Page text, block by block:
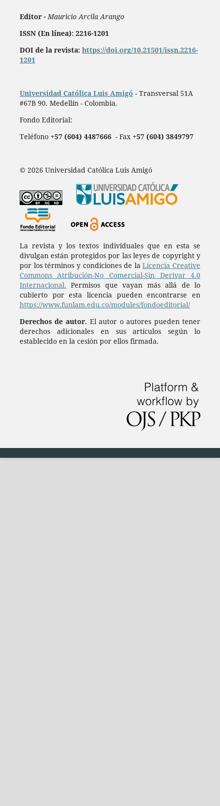
Editor -Mauricio Arcila Arango
ISSN (En línea): 2216-1201
DOI de la revista: https://doi.org/10.21501/issn.2216-
1201
Universidad Católica Luis Amigó - Transversal 51A
#67B 90. Medellín - Colombia.
Fondo Editorial:
Teléfono +57 (604) 4487666- Fax +57 (604) 3849797
© 2026 Universidad Católica Luis Amigó
La revista y los textos individuales que en esta se
divulgan están protegidos por las leyes de copyright y
por los términos y condiciones de laLicencia Creative
Commons Atribución-No Comercial-Sin Derivar 4.0
Internacional. Permisos que vayan más allá de lo
cubierto por esta licencia pueden encontrarse en
https://www.funlam.edu.co/modules/fondoeditorial/
Derechos de autor. El autor o autores pueden tener
derechos adicionales en sus artículos según lo
establecido en la cesión por ellos firmada.